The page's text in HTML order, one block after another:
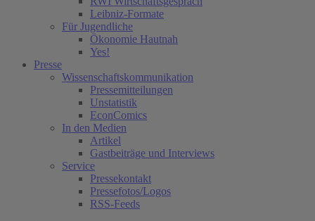
Leibniz-Formate
Für Jugendliche
Ökonomie Hautnah
Yes!
Presse
Wissenschaftskommunikation
Pressemitteilungen
Unstatistik
EconComics
In den Medien
Artikel
Gastbeiträge und Interviews
Service
Pressekontakt
Pressefotos/Logos
RSS-Feeds